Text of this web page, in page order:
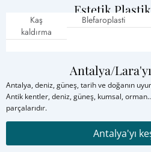
Estetik
Kaş
kaldırma
Blefaroplasti
Antalya/
Antalya, deniz, güneş, tarih ve doğanın
Antik kentler, deniz, güneş, kumsal,
parçalarıdır.
Antalya'yı